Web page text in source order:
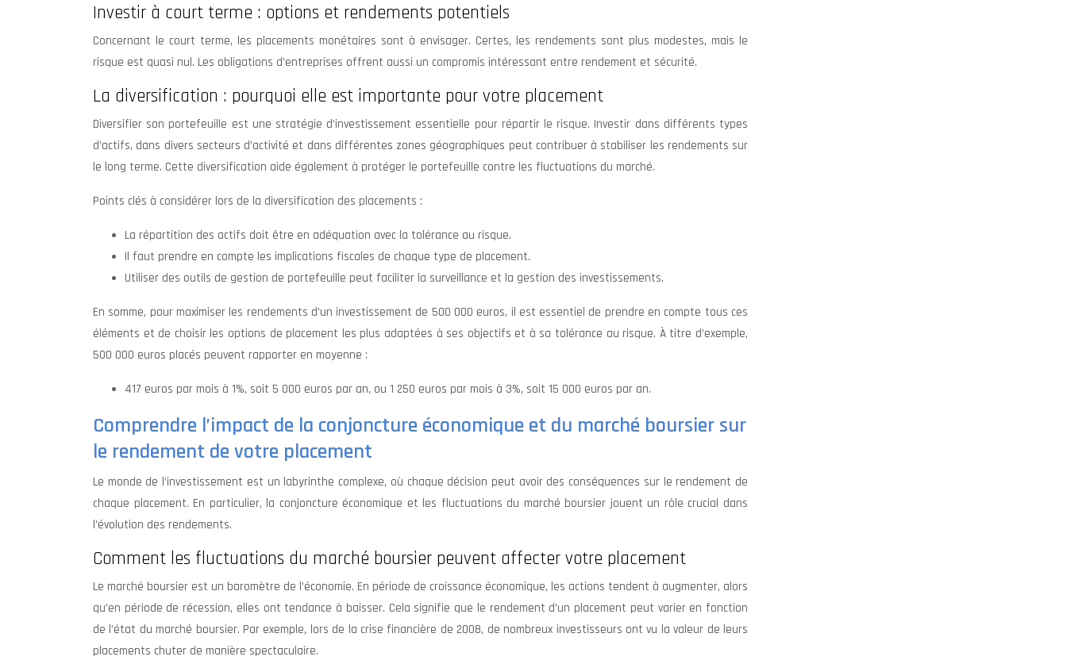
Investir à court terme : options et rendements potentiels
Concernant le court terme, les placements monétaires sont à envisager. Certes, les rendements sont plus modestes, mais le
risque est quasi nul. Les obligations d’entreprises offrent aussi un compromis intéressant entre rendement et sécurité.
La diversification : pourquoi elle est importante pour votre placement
Diversifier son portefeuille est une stratégie d’investissement essentielle pour répartir le risque. Investir dans différents types
d’actifs, dans divers secteurs d’activité et dans différentes zones géographiques peut contribuer à stabiliser les rendements sur
le long terme. Cette diversification aide également à protéger le portefeuille contre les fluctuations du marché.
Points clés à considérer lors de la diversification des placements :
La répartition des actifs doit être en adéquation avec la tolérance au risque.
Il faut prendre en compte les implications fiscales de chaque type de placement.
Utiliser des outils de gestion de portefeuille peut faciliter la surveillance et la gestion des investissements.
En somme, pour maximiser les rendements d’un investissement de 500 000 euros, il est essentiel de prendre en compte tous ces
éléments et de choisir les options de placement les plus adaptées à ses objectifs et à sa tolérance au risque. À titre d’exemple,
500 000 euros placés peuvent rapporter en moyenne :
417 euros par mois à 1%, soit 5 000 euros par an, ou 1 250 euros par mois à 3%, soit 15 000 euros par an.
Comprendre l’impact de la conjoncture économique et du marché boursier sur
le rendement de votre placement
Le monde de l’investissement est un labyrinthe complexe, où chaque décision peut avoir des conséquences sur le rendement de
chaque placement. En particulier, la conjoncture économique et les fluctuations du marché boursier jouent un rôle crucial dans
l’évolution des rendements.
Comment les fluctuations du marché boursier peuvent affecter votre placement
Le marché boursier est un baromètre de l’économie. En période de croissance économique, les actions tendent à augmenter, alors
qu’en période de récession, elles ont tendance à baisser. Cela signifie que le rendement d’un placement peut varier en fonction
de l’état du marché boursier. Par exemple, lors de la crise financière de 2008, de nombreux investisseurs ont vu la valeur de leurs
placements chuter de manière spectaculaire.